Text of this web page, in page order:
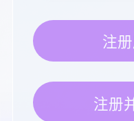
注
注册